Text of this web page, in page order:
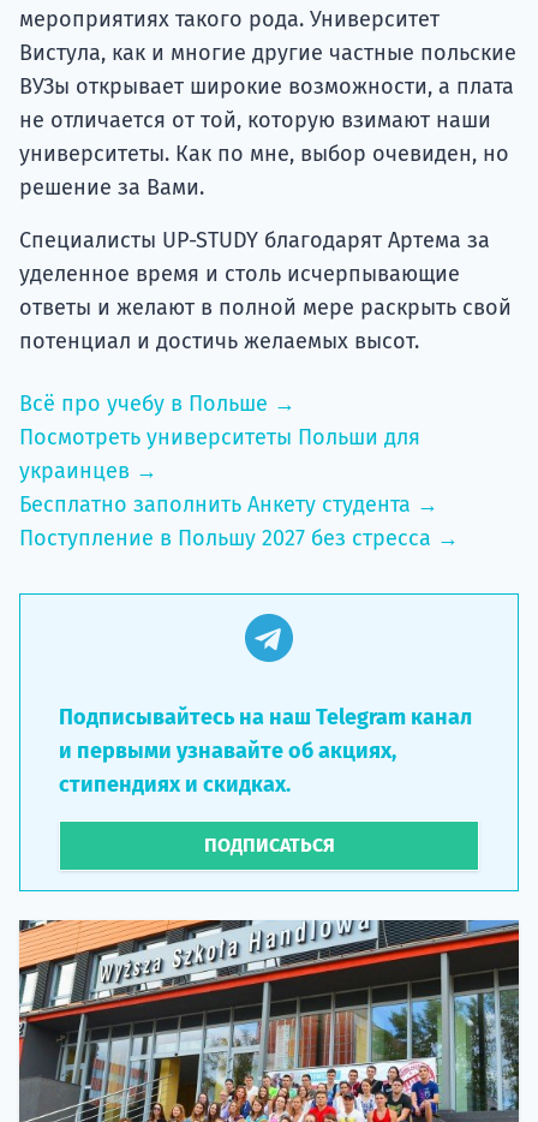
мероприятиях такого рода. Университет
Вистула, как и многие другие частные польские
ВУЗы открывает широкие возможности, а плата
не отличается от той, которую взимают наши
университеты. Как по мне, выбор очевиден, но
решение за Вами.
Специалисты UP-STUDY благодарят Артема за
уделенное время и столь исчерпывающие
ответы и желают в полной мере раскрыть свой
потенциал и достичь желаемых высот.
Всё про учебу в Польше →
Посмотреть университеты Польши для
украинцев →
Бесплатно заполнить Анкету студента →
Поступление в Польшу 2027 без стресса →
Подписывайтесь на наш Telegram канал
и первыми узнавайте об акциях,
стипендиях и скидках.
ПОДПИСАТЬСЯ